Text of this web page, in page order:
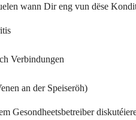
wann Dir eng vun dëse
Verbindungen
an der Speiseröh)
Gesondheetsbetreiber